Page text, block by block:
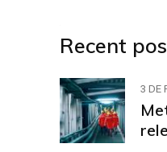
Recent
3 DE